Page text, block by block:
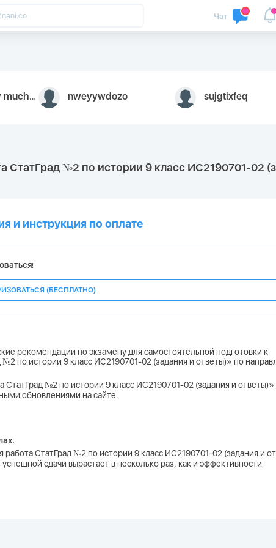
Чат
youtube.com faceapple ! nweyywdozo sujgtixfeq
СтатГрад №2 по истории 9 класс ИС2190701-02
и инструкция по оплате
!
(БЕСПЛАТНО)
рекомендации по экзамену для самостоятельной подготовки к
№2 по истории 9 класс ИС2190701-02 (задания и ответы)» по
СтатГрад №2 по истории 9 класс ИС2190701-02 (задания и
обновлениями на сайте.
работа СтатГрад №2 по истории 9 класс ИС2190701-02 (задания и
сдачи вырастает в несколько раз, как и эффективности